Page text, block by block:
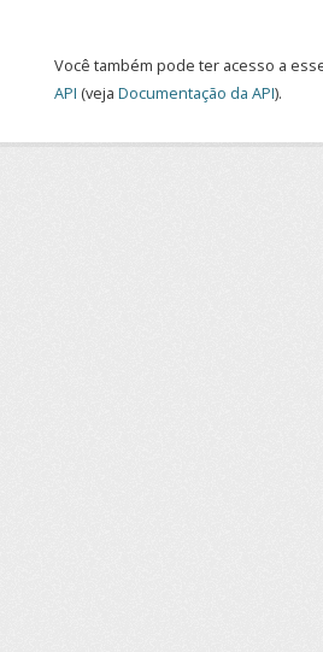
Você também pode ter acesso a
API (veja Documentação da API).